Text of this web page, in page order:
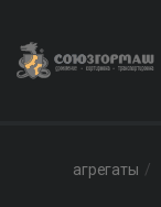
агрегаты